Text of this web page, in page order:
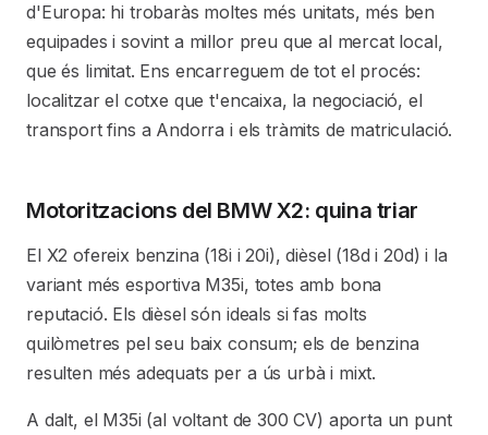
d'Europa: hi trobaràs moltes més unitats, més ben
equipades i sovint a millor preu que al mercat local,
que és limitat. Ens encarreguem de tot el procés:
localitzar el cotxe que t'encaixa, la negociació, el
transport fins a Andorra i els tràmits de matriculació.
Motoritzacions del BMW X2: quina triar
El X2 ofereix benzina (18i i 20i), dièsel (18d i 20d) i la
variant més esportiva M35i, totes amb bona
reputació. Els dièsel són ideals si fas molts
quilòmetres pel seu baix consum; els de benzina
resulten més adequats per a ús urbà i mixt.
A dalt, el M35i (al voltant de 300 CV) aporta un punt